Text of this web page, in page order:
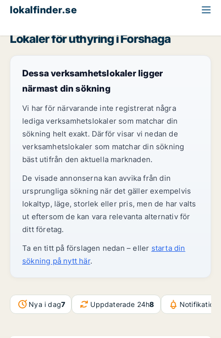
lokalfinder.se
Lokaler för uthyring i Forshaga
Dessa verksamhetslokaler ligger
närmast din sökning
Vi har för närvarande inte registrerat några
lediga verksamhetslokaler som matchar din
sökning helt exakt. Därför visar vi nedan de
verksamhetslokaler som matchar din sökning
bäst utifrån den aktuella marknaden.
De visade annonserna kan avvika från din
ursprungliga sökning när det gäller exempelvis
lokaltyp, läge, storlek eller pris, men de har valts
ut eftersom de kan vara relevanta alternativ för
ditt företag.
Ta en titt på förslagen nedan – eller starta din
sökning på nytt här.
Nya i dag7 Uppdaterade 24h8